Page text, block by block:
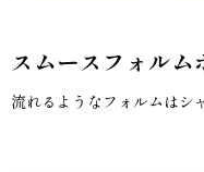
スムースフォルム
流れるようなフォルムはシ